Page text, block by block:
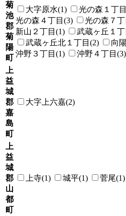
菊
池
郡
菊
陽
町
大字原水(1) 光の森１丁
光の森４丁目(3)
光の森７
新山２丁目(1)
武蔵ヶ丘１
武蔵ヶ丘北１丁目(2)
向
沖野３丁目(1)
沖野４丁目(3)
上
益
城
郡
嘉
島
町
大字上六嘉(2)
上
益
城
郡
山
都
町
上寺(1) 城平(1) 菅尾(1)